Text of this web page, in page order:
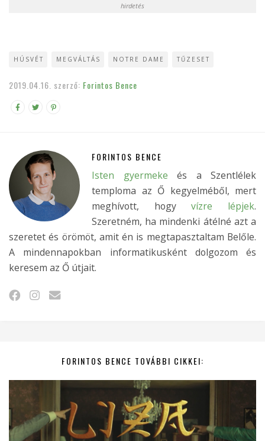
hirdetés
HÚSVÉT MEGVÁLTÁS NOTRE DAME TŰZESET
2019.04.16. szerző: Forintos Bence
FORINTOS BENCE
Isten gyermeke és a Szentlélek
temploma az Ő kegyelméből, mert
meghívott, hogyvízre lépjek.
Szeretném, ha mindenki átélné azt a
szeretet és örömöt, amit én is megtapasztaltam Belőle.
A mindennapokban informatikusként dolgozom és
keresem az Ő útjait.
FORINTOS BENCE TOVÁBBI CIKKEI: